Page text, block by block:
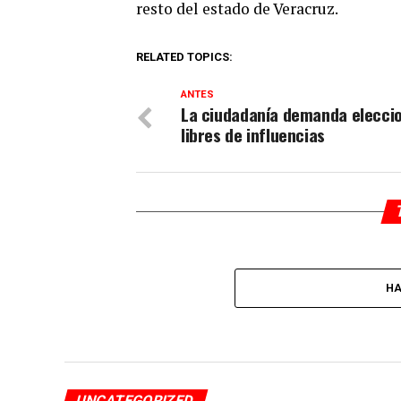
resto del estado de Veracruz.
RELATED TOPICS:
ANTES
La ciudadanía demanda
libres de influencias